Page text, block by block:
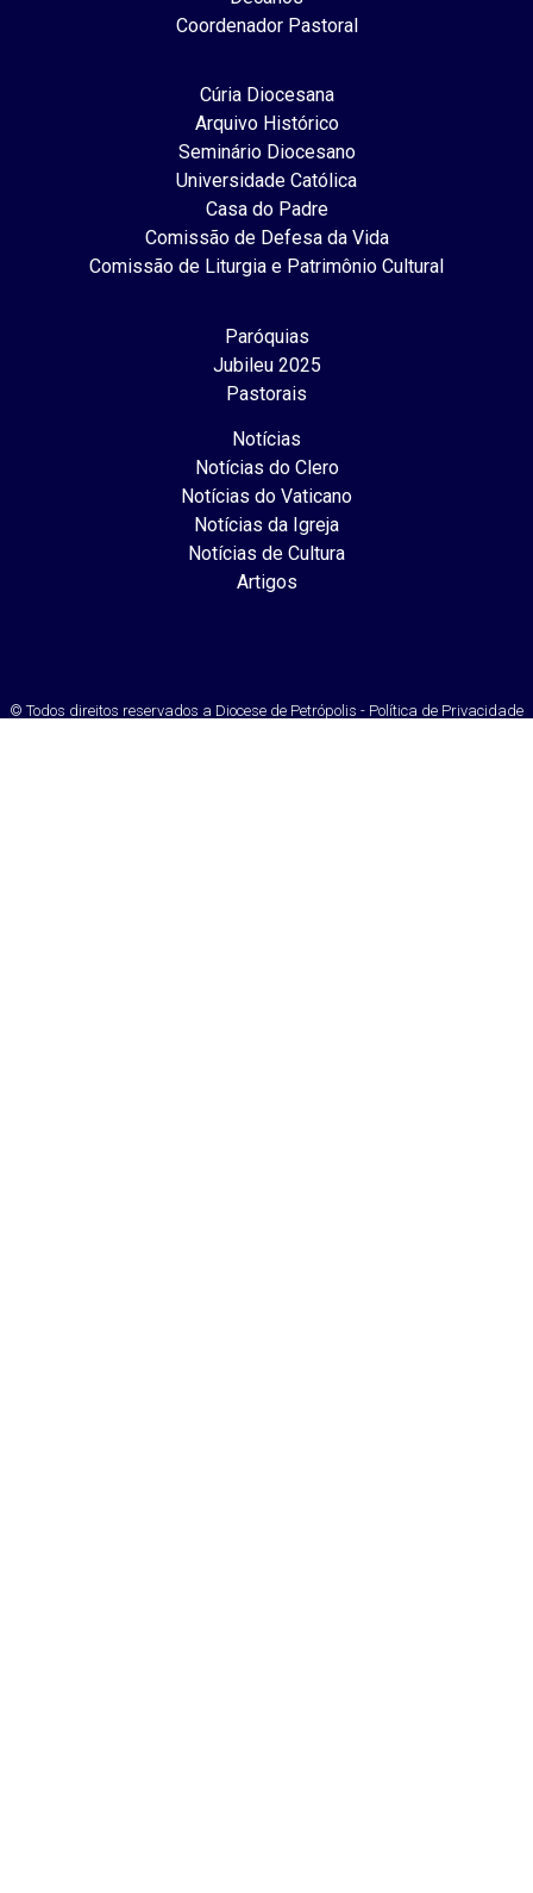
Coordenador Pastoral
Cúria Diocesana
Arquivo Histórico
Seminário Diocesano
Universidade Católica
Casa do Padre
Comissão de Defesa da Vida
Comissão de Liturgia e Patrimônio Cultural
Paróquias
Jubileu 2025
Pastorais
Notícias
Notícias do Clero
Notícias do Vaticano
Notícias da Igreja
Notícias de Cultura
Artigos
© Todos direitos reservados a Diocese de Petrópolis - Política de Privacidade